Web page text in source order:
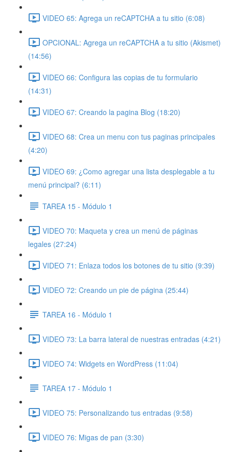
VIDEO 65: Agrega un reCAPTCHA a tu sitio (6:08)
OPCIONAL: Agrega un reCAPTCHA a tu sitio (Akismet)
(14:56)
VIDEO 66: Configura las copias de tu formulario
(14:31)
VIDEO 67: Creando la pagina Blog (18:20)
VIDEO 68: Crea un menu con tus paginas principales
(4:20)
VIDEO 69: ¿Como agregar una lista desplegable a tu
menú principal? (6:11)
TAREA 15 - Módulo 1
VIDEO 70: Maqueta y crea un menú de páginas
legales (27:24)
VIDEO 71: Enlaza todos los botones de tu sitio (9:39)
VIDEO 72: Creando un pie de página (25:44)
TAREA 16 - Módulo 1
VIDEO 73: La barra lateral de nuestras entradas (4:21)
VIDEO 74: Widgets en WordPress (11:04)
TAREA 17 - Módulo 1
VIDEO 75: Personalizando tus entradas (9:58)
VIDEO 76: Migas de pan (3:30)